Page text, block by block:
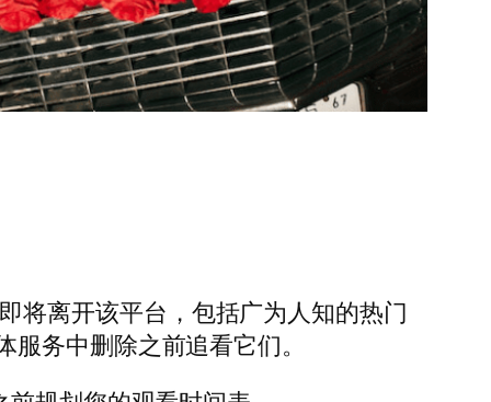
将离开该平台，包括广为人知的热门
务中删除之前追看它们。